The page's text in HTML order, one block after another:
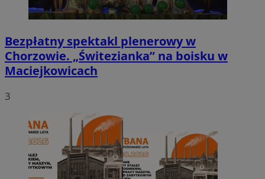
Bezpłatny spektakl plenerowy w
Chorzowie. „Świtezianka” na boisku w
Maciejkowicach
3